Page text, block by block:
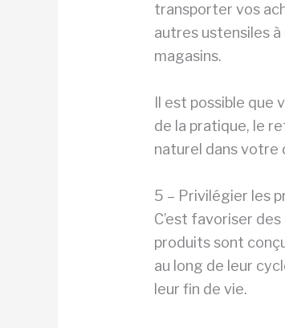
transporter vos
autres ustensiles
magasins.
Il est possible que
de la pratique, le
naturel dans votre
5 – Privilégier les
C’est favoriser
produits sont
au long de leur
leur fin de vie.